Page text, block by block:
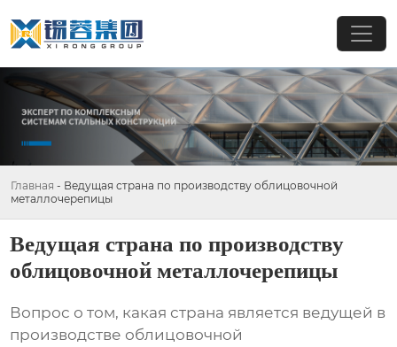
Главная - Ведущая страна по производству облицовочной
металлочерепицы
Ведущая страна по производству
облицовочной металлочерепицы
Вопрос о том, какая страна является ведущей в
производстве облицовочной